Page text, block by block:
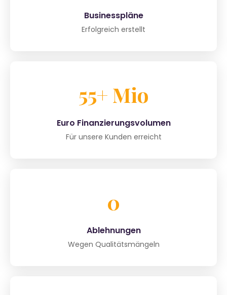
Businesspläne
Erfolgreich erstellt
55+ Mio
Euro Finanzierungsvolumen
Für unsere Kunden erreicht
0
Ablehnungen
Wegen Qualitätsmängeln